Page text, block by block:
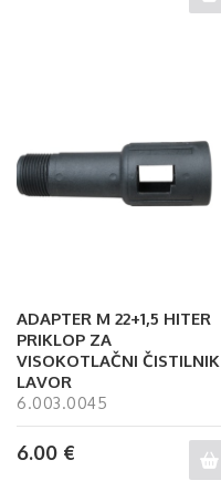
ADAPTER M 22+1,5 HITER
PRIKLOP ZA
VISOKOTLAČNI ČISTILNIK
LAVOR
6.003.0045
6.00 €